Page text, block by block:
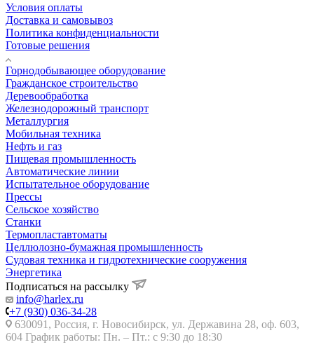
Условия оплаты
Доставка и самовывоз
Политика конфиденциальности
Готовые решения
Горнодобывающее оборудование
Гражданское строительство
Деревообработка
Железнодорожный транспорт
Металлургия
Мобильная техника
Нефть и газ
Пищевая промышленность
Автоматические линии
Испытательное оборудование
Прессы
Сельское хозяйство
Станки
Термопластавтоматы
Целлюлозно-бумажная промышленность
Судовая техника и гидротехнические сооружения
Энергетика
Подписаться на рассылку
info@harlex.ru
+7 (930) 036-34-28
630091, Россия, г. Новосибирск, ул. Державина 28, оф. 603,
604 График работы: Пн. – Пт.: с 9:30 до 18:30